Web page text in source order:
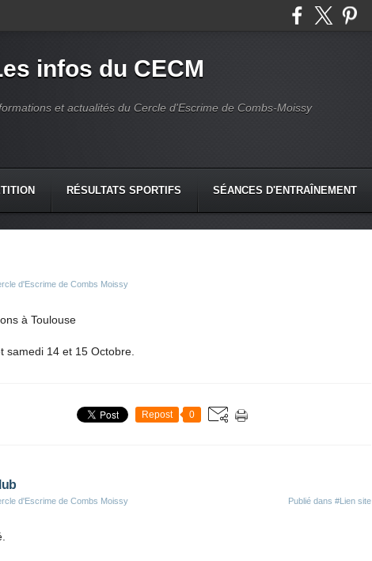
infos du CECM
et actualités du Cercle d'Escrime de Combs-Moissy
RÉSULTATS SPORTIFS SÉANCES D'ENTRAÎNEMENT
d'Escrime de Combs Moissy
à Toulouse
samedi 14 et 15 Octobre.
Repost 0
d'Escrime de Combs Moissy Publié dans #Lien site